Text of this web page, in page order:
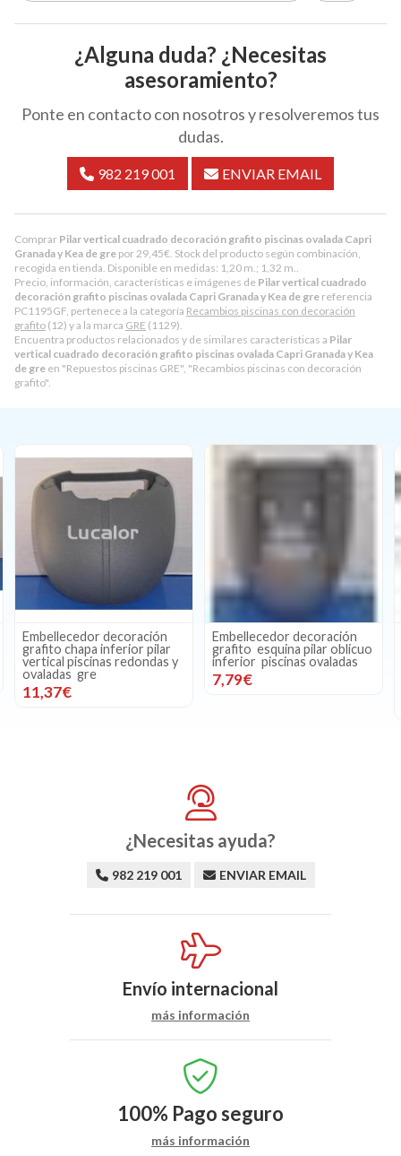
Comprar Pilar vertical cuadrado decoración grafito piscinas ovalada Capri
Granada y Kea de gre por 29,45€ . Stock del producto según combinación,
recogida en tienda. Disponible en medidas: 1,20 m.; 1,32 m..
Precio, información, características e imágenes de Pilar vertical cuadrado
decoración grafito piscinas ovalada Capri Granada y Kea de gre referencia
PC1195GF, pertenece a la categoría Recambios piscinas con decoración
grafito (12) y a la marca GRE (1129).
Encuentra productos relacionados y de similares características a Pilar
vertical cuadrado decoración grafito piscinas ovalada Capri Granada y Kea
de gre en "Repuestos piscinas GRE", "Recambios piscinas con decoración
grafito".
¿Alguna duda? ¿Necesitas
asesoramiento?
Ponte en contacto con nosotros y resolveremos tus
dudas.
982 219 001 ENVIAR EMAIL
Embellecedor decoración
grafito chapa inferior pilar
vertical piscinas redondas y
ovaladas gre
11,37€
Embellecedor decoración
grafito esquina pilar oblicuo
inferior piscinas ovaladas
7,79€
¿Necesitas ayuda?
982 219 001 ENVIAR EMAIL
Envío internacional
más información
100% Pago seguro
más información